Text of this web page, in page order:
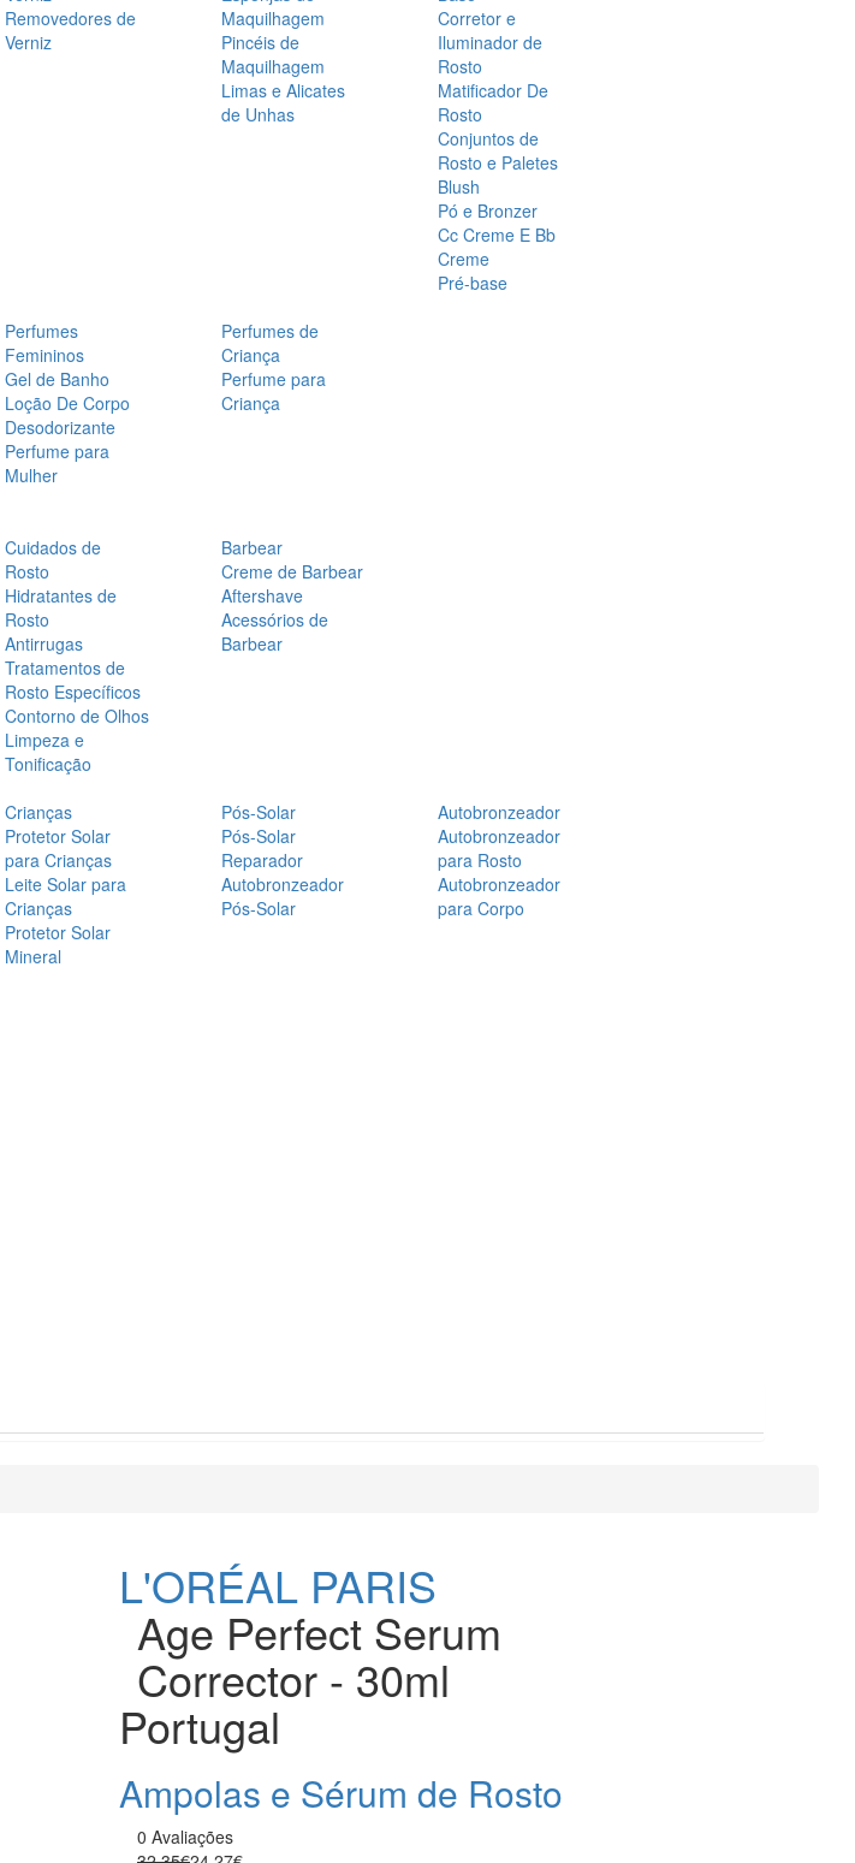
Removedores de
Verniz
Maquilhagem
Pincéis de
Maquilhagem
Limas e Alicates
de Unhas
Corretor e
Iluminador de
Rosto
Matificador De
Rosto
Conjuntos de
Rosto e Paletes
Blush
Pó e Bronzer
Cc Creme E Bb
Creme
Pré-base
Perfumes
Femininos
Gel de Banho
Loção De Corpo
Desodorizante
Perfume para
Mulher
Perfumes de
Criança
Perfume para
Criança
Cuidados de
Rosto
Hidratantes de
Rosto
Antirrugas
Tratamentos de
Rosto Específicos
Contorno de Olhos
Limpeza e
Tonificação
Barbear
Creme de Barbear
Aftershave
Acessórios de
Barbear
Crianças
Protetor Solar
para Crianças
Leite Solar para
Crianças
Protetor Solar
Mineral
Pós-Solar
Pós-Solar
Reparador
Autobronzeador
Pós-Solar
Autobronzeador
Autobronzeador
para Rosto
Autobronzeador
para Corpo
L'ORÉAL PARIS
Age Perfect Serum
Corrector - 30ml
Portugal
Ampolas e Sérum de Rosto
0 Avaliações